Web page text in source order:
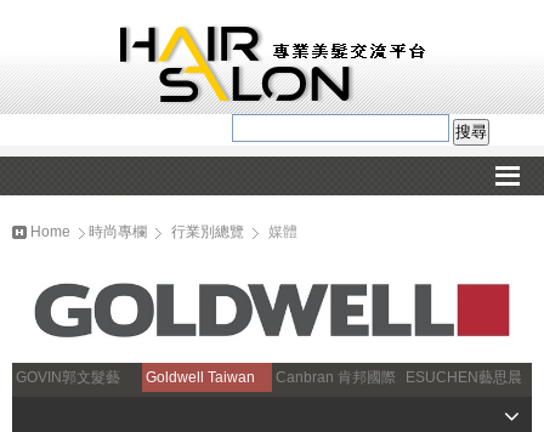
Home 時尚專欄 行業別總覽 媒體
GOVIN郭文髮藝 Goldwell Taiwan Canbran 肯邦國際 ESUCHEN藝思晨